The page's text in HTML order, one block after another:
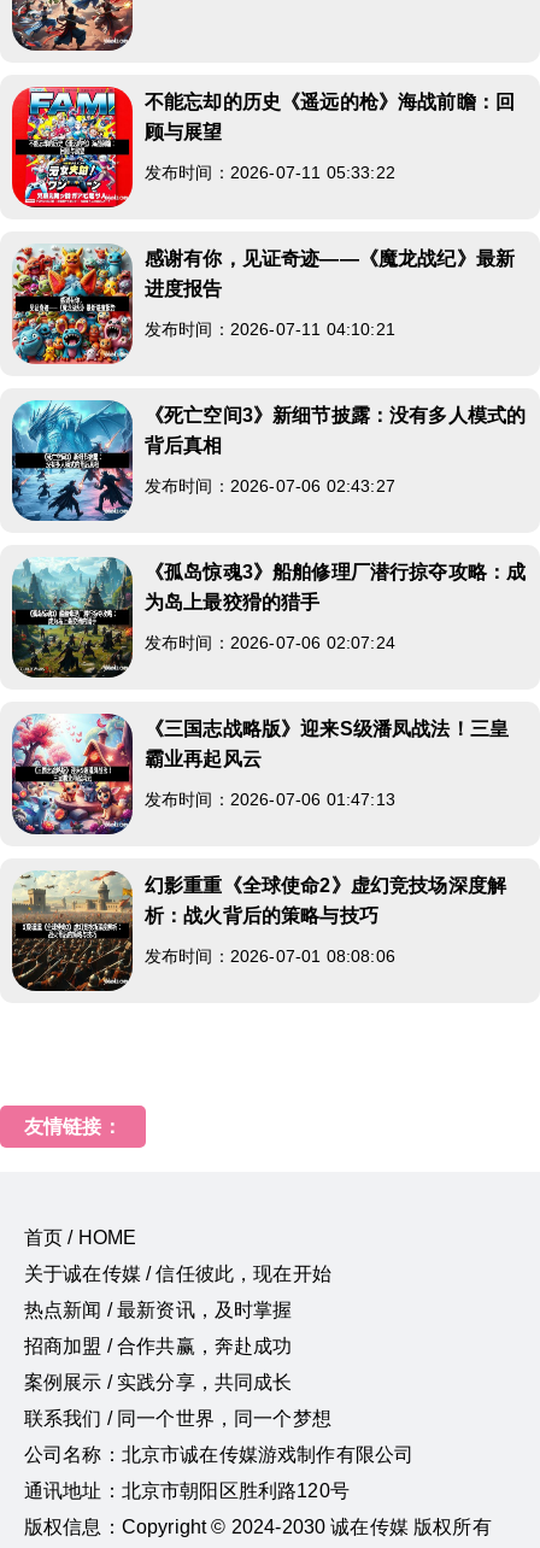
不能忘却的历史《遥远的枪》海战前瞻：回
顾与展望
发布时间：2026-07-11 05:33:22
感谢有你，见证奇迹——《魔龙战纪》最新
进度报告
发布时间：2026-07-11 04:10:21
《死亡空间3》新细节披露：没有多人模式的
背后真相
发布时间：2026-07-06 02:43:27
《孤岛惊魂3》船舶修理厂潜行掠夺攻略：成
为岛上最狡猾的猎手
发布时间：2026-07-06 02:07:24
《三国志战略版》迎来S级潘凤战法！三皇
霸业再起风云
发布时间：2026-07-06 01:47:13
幻影重重《全球使命2》虚幻竞技场深度解
析：战火背后的策略与技巧
发布时间：2026-07-01 08:08:06
友情链接：
首页 / HOME
关于诚在传媒 / 信任彼此，现在开始
热点新闻 / 最新资讯，及时掌握
招商加盟 / 合作共赢，奔赴成功
案例展示 / 实践分享，共同成长
联系我们 / 同一个世界，同一个梦想
公司名称：北京市诚在传媒游戏制作有限公司
通讯地址：北京市朝阳区胜利路120号
版权信息：Copyright © 2024-2030 诚在传媒 版权所有